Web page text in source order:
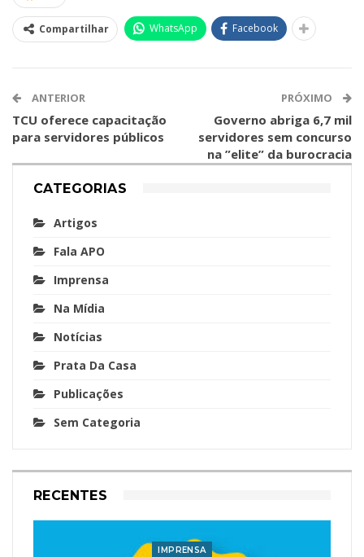
Compartilhar WhatsApp Facebook
ANTERIOR
TCU oferece capacitação
para servidores públicos
PRÓXIMO
Governo abriga 6,7 mil
servidores sem concurso
na ”elite” da burocracia
CATEGORIAS
Artigos
Fala APO
Imprensa
Na Mídia
Notícias
Prata Da Casa
Publicações
Sem Categoria
RECENTES
IMPRENSA